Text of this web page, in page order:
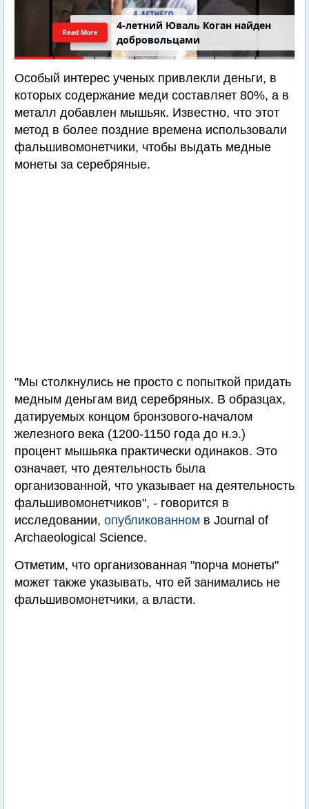
4-летний Юваль Коган найден
добровольцами
Read More
Особый интерес ученых привлекли деньги, в
которых содержание меди составляет 80%, а в
металл добавлен мышьяк. Известно, что этот
метод в более поздние времена использовали
фальшивомонетчики, чтобы выдать медные
монеты за серебряные.
"Мы столкнулись не просто с попыткой придать
медным деньгам вид серебряных. В образцах,
датируемых концом бронзового-началом
железного века (1200-1150 года до н.э.)
процент мышьяка практически одинаков. Это
означает, что деятельность была
организованной, что указывает на деятельность
фальшивомонетчиков", - говорится в
исследовании, опубликованном в Journal of
Archaeological Science.
Отметим, что организованная "порча монеты"
может также указывать, что ей занимались не
фальшивомонетчики, а власти.